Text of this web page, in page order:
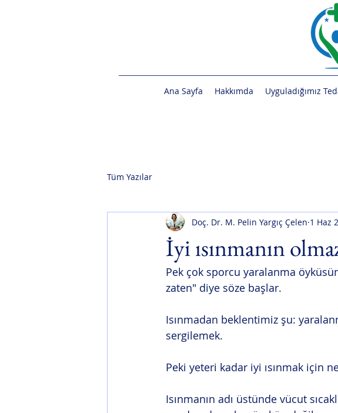
Ana Sayfa Hakkımda Uyguladığımız
Tüm Yazılar
İyi ısınmanın
Doç. Dr. M. Pelin Yargıç Çelen 1 Haz
Pek çok sporcu yaralanma
zaten" diye söze başlar.
Isınmadan beklentimiz şu:
sergilemek.
Peki yeteri kadar iyi ısınmak için
Isınmanın adı üstünde vücut